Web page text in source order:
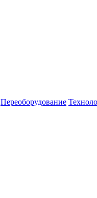
Переоборудование